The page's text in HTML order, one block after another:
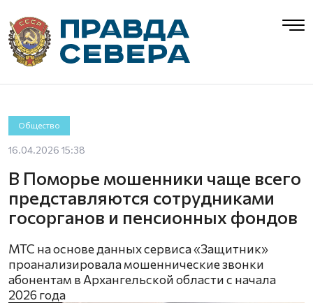
Общество
16.04.2026 15:38
В Поморье мошенники чаще всего
представляются сотрудниками
госорганов и пенсионных фондов
МТС на основе данных сервиса «Защитник»
проанализировала мошеннические звонки
абонентам в Архангельской области с начала
2026 года